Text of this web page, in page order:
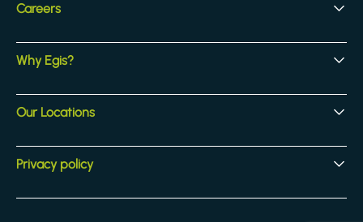
Careers
Early Careers
Experienced Hires
Core Jobs
Why Egis?
Our Culture
Our Activites
Benefits
Our Locations
Locations
Privacy policy
Legal & compliance